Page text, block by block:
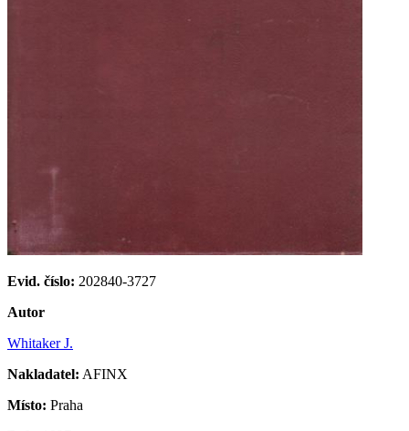
Evid. číslo: 202840-3727
Autor
Whitaker J.
Nakladatel: AFINX
Místo: Praha